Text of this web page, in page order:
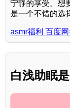
宁静的享受。想
是一个不错的选
asmr福利 百度
白浅助眠